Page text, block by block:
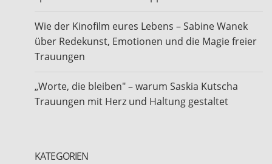
Wie der Kinofilm eures Lebens – Sabine Wanek
über Redekunst, Emotionen und die Magie freier
Trauungen
„Worte, die bleiben" – warum Saskia Kutscha
Trauungen mit Herz und Haltung gestaltet
KATEGORIEN